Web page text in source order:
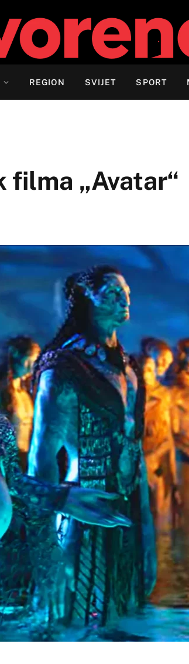
REGION SVIJET SPORT
filma „Avatar“